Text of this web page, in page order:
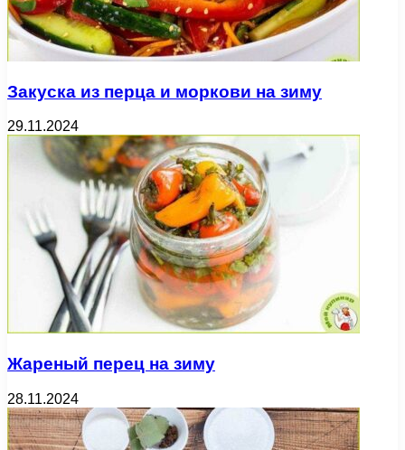
Закуска из перца и моркови на зиму
29.11.2024
Жареный перец на зиму
28.11.2024